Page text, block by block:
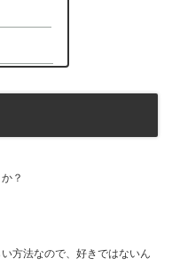
？
方法なので、好きではないん